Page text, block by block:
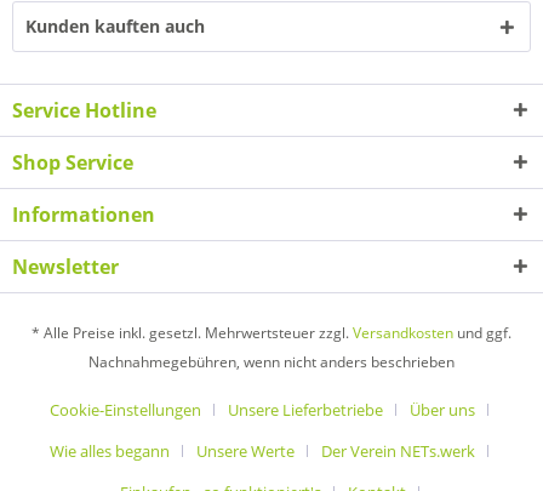
Kunden kauften auch
Service Hotline
Shop Service
Informationen
Newsletter
* Alle Preise inkl. gesetzl. Mehrwertsteuer zzgl.Versandkosten und ggf.
Nachnahmegebühren, wenn nicht anders beschrieben
Cookie-Einstellungen Unsere Lieferbetriebe
Über uns
Wie alles begann
Unsere Werte
Der Verein NETs.werk